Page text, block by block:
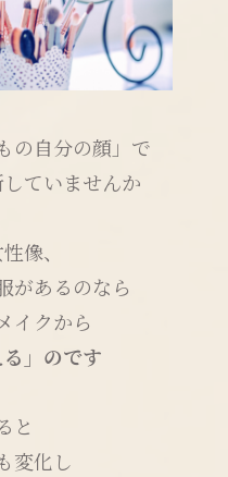
の自分の顔」で
ていませんか
像、
があるのなら
イクから
」のです
と
変化し